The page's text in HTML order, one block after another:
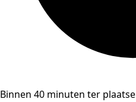
Binnen 40 minuten ter plaatse